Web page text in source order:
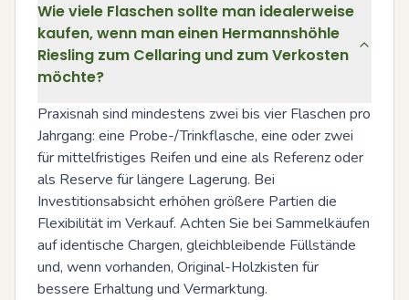
Wie viele Flaschen sollte man idealerweise
kaufen, wenn man einen Hermannshöhle
Riesling zum Cellaring und zum Verkosten
möchte?
Praxisnah sind mindestens zwei bis vier Flaschen pro
Jahrgang: eine Probe-/Trinkflasche, eine oder zwei
für mittelfristiges Reifen und eine als Referenz oder
als Reserve für längere Lagerung. Bei
Investitionsabsicht erhöhen größere Partien die
Flexibilität im Verkauf. Achten Sie bei Sammelkäufen
auf identische Chargen, gleichbleibende Füllstände
und, wenn vorhanden, Original-Holzkisten für
bessere Erhaltung und Vermarktung.